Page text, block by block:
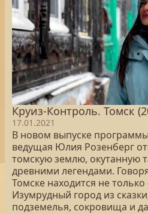
Круиз-Контроль. Томск
17.01.2021
В новом выпуске
ведущая Юлия Розенберг
томскую землю, окутанную
древними легендами.
Томске находится не
Изумрудный город из
подземелья, сокровища и